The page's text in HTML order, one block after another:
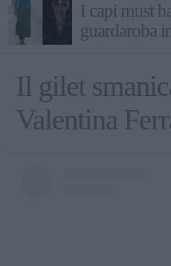
I capi must
guardaroba
Il gilet
Valentina